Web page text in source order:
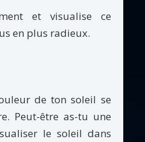
et visualise ce
en plus radieux.
de ton soleil se
Peut-être as-tu une
le soleil dans